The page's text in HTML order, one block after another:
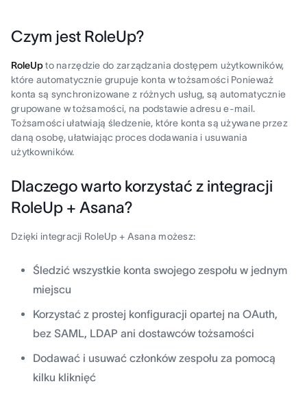
Czym jest RoleUp?
RoleUpto narzędzie do zarządzania dostępem użytkowników,
które automatycznie grupuje konta w tożsamości Ponieważ
konta są synchronizowane z różnych usług, są automatycznie
grupowane w tożsamości, na podstawie adresu e-mail.
Tożsamości ułatwiają śledzenie, które konta są używane przez
daną osobę, ułatwiając proces dodawania i usuwania
użytkowników.
Dlaczego warto korzystać z integracji
RoleUp + Asana?
Dzięki integracji RoleUp + Asana możesz:
Śledzić wszystkie konta swojego zespołu w jednym
miejscu
Korzystać z prostej konfiguracji opartej na OAuth,
bez SAML, LDAP ani dostawców tożsamości
Dodawać i usuwać członków zespołu za pomocą
kilku kliknięć